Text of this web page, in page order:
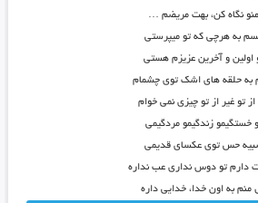
منو نگاه کن، بهت مریضم …
به هرچی که تو میپرستی
اولین و آخرین عزیزم هستی
به حلقه های اشک توی چشمام
تو غیر از تو چیزی نمی خوام
خستگیمو زندگیمو مردگیمی
حس توی عکسای قدیمی
دارم تو دوس نداری عب نداره
منم به اون خدا، خدایی داره